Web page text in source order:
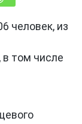
человек, из
в том числе